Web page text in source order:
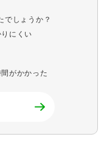
でしょうか？
にくい
間がかかった